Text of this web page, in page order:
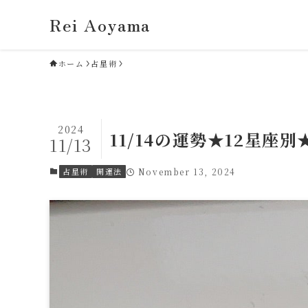
Rei Aoyama
ホーム 占星術
11/14の運勢★12星座
2024
11/13
占星術 開運法 November 13, 2024